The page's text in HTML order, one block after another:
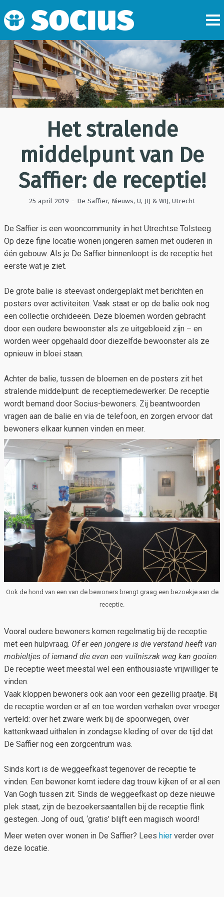
Het stralende
middelpunt van De
Saffier : de receptie!
25 april 2019 - De Saffier, Nieuws, U, JIJ & WIJ, Utrecht
De Saffier is een wooncommunity in het Utrechtse Tolsteeg.
Op deze fijne locatie wonen jongeren samen met ouderen in
één gebouw. Als je De Saffier binnenloopt is de receptie het
eerste wat je ziet.
De grote balie is steevast ondergeplakt met berichten en
posters over activiteiten. Vaak staat er op de balie ook nog
een collectie orchideeën. Deze bloemen worden gebracht
door een oudere bewoonster als ze uitgebloeid zijn – en
worden weer opgehaald door diezelfde bewoonster als ze
opnieuw in bloei staan.
Achter de balie, tussen de bloemen en de posters zit het
stralende middelpunt: de receptiemedewerker. De receptie
wordt bemand door Socius-bewoners. Zij beantwoorden
vragen aan de balie en via de telefoon, en zorgen ervoor dat
bewoners elkaar kunnen vinden en meer.
Ook de hond van een van de bewoners brengt graag een bezoekje aan de
receptie.
Vooral oudere bewoners komen regelmatig bij de receptie
met een hulpvraag. Of er een jongere is die verstand heeft van
mobieltjes of iemand die even een vuilniszak weg kan gooien.
De receptie weet meestal wel een enthousiaste vrijwilliger te
vinden.
Vaak kloppen bewoners ook aan voor een gezellig praatje. Bij
de receptie worden er af en toe worden verhalen over vroeger
verteld: over het zware werk bij de spoorwegen, over
kattenkwaad uithalen in zondagse kleding of over de tijd dat
De Saffier nog een zorgcentrum was.
Sinds kort is de weggeefkast tegenover de receptie te
vinden. Een bewoner komt iedere dag trouw kijken of er al een
Van Gogh tussen zit. Sinds de weggeefkast op deze nieuwe
plek staat, zijn de bezoekersaantallen bij de receptie flink
gestegen. Jong of oud, ‘gratis’ blijft een magisch woord!
Meer weten over wonen in De Saffier? Lees hier verder over
deze locatie.